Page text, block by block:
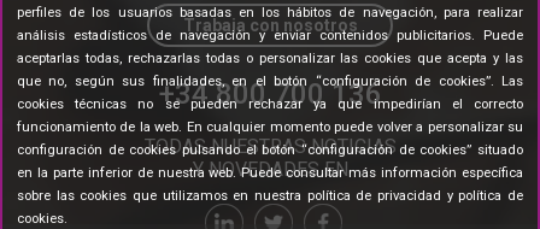
Trabaja con nosotros
+34 800 700 136
TODAS NUESTRAS NOTICIAS
Y NOVEDADES EN
perfiles de los usuarios basadas en los hábitos de navegación, para realizar
análisis estadísticos de navegación y enviar contenidos publicitarios. Puede
aceptarlas todas, rechazarlas todas o personalizar las cookies que acepta y las
que no, según sus finalidades, en el botón “configuración de cookies”. Las
cookies técnicas no se pueden rechazar ya que impedirían el correcto
funcionamiento de la web. En cualquier momento puede volver a personalizar su
configuración de cookies pulsando el botón “configuración de cookies” situado
en la parte inferior de nuestra web. Puede consultar más información específica
sobre las cookies que utilizamos en nuestra política de privacidad y política de
cookies.